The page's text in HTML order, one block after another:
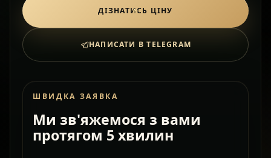
ДІЗНАТИСЬ ЦІНУ
НАПИСАТИ В TELEGRAM
ШВИДКА ЗАЯВКА
Ми зв'яжемося з вами
протягом 5 хвилин